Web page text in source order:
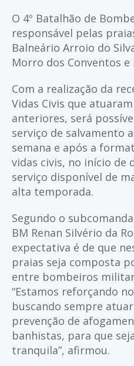
O 4º Batalhão de
responsável pelas
Balneário Arroio do
Morro dos Conventos e
Com a realização da
Vidas Civis que
anteriores, será
serviço de salvamento
semana e após a
vidas civis, no início de
serviço disponível de
alta temporada.
Segundo o
BM Renan Silvério da
expectativa é de que
praias seja composta
entre bombeiros
“Estamos reforçando
buscando sempre
prevenção de
banhistas, para que
tranquila”, afirmou.